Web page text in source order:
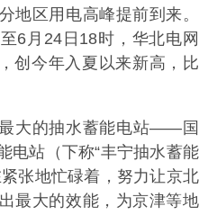
地区用电高峰提前到来。
6月24日18时，华北电网
创今年入夏以来新高，比
大的抽水蓄能电站——国
电站（下称“丰宁抽水蓄能
张地忙碌着，努力让京北
最大的效能，为京津等地